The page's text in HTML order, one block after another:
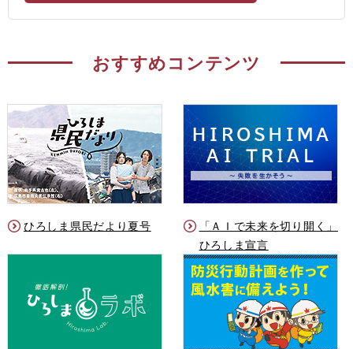
おすすめコンテンツ
ひろしま県民だより夏号
「ＡＩで未来を切り開く」
ひろしま宣言